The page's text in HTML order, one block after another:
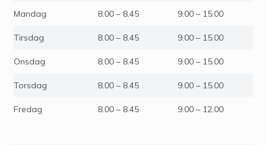
Mandag 8.00 – 8.45 9.00 – 15.00
Tirsdag 8.00 – 8.45 9.00 – 15.00
Onsdag 8.00 – 8.45 9.00 – 15.00
Torsdag 8.00 – 8.45 9.00 – 15.00
Fredag 8.00 – 8.45 9.00 – 12.00